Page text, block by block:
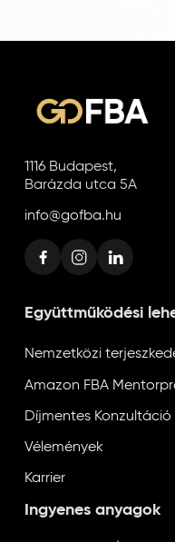
1116 Budapest,
Barázda utca 5A
info@gofba.hu
Együttműködési
Nemzetközi
Amazon FBA
Díjmentes Konzultáció
Vélemények
Karrier
Ingyenes anyagok